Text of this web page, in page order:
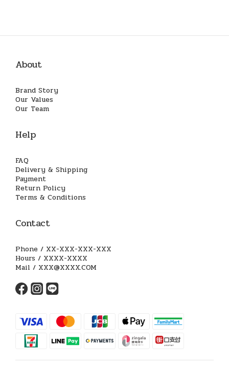
About
Brand Story
Our Values
Our Team
Help
FAQ
Delivery & Shipping
Payment
Return Policy
Terms & Conditions
Contact
Phone / XX-XXX-XXX-XXX
Hours / XXXX-XXXX
Mail / XXX@XXXX.COM